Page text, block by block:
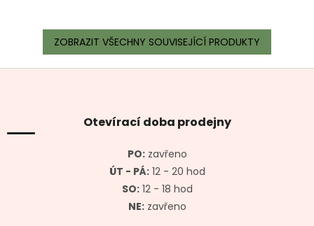
ZOBRAZIT VŠECHNY SOUVISEJÍCÍ PRODUKTY
Z
Otevírací doba prodejny
PO:zavřeno
ÚT - PÁ:12 - 20 hod
SO:12 - 18 hod
NE:zavřeno